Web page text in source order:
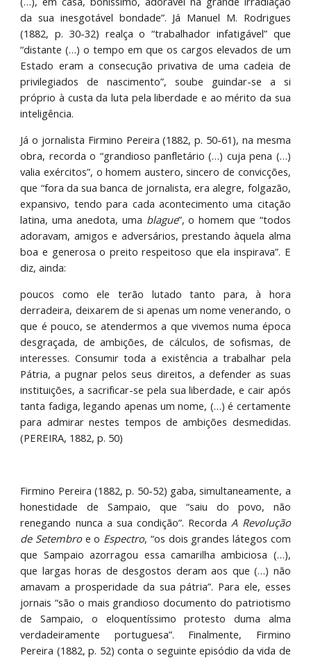
da sua inesgotável bondade”. Já Manuel M. Rodrigues
(1882, p. 30-32) realça o “trabalhador infatigável” que
“distante (…) o tempo em que os cargos elevados de um
Estado eram a consecução privativa de uma cadeia de
privilegiados de nascimento”, soube guindar-se a si
próprio à custa da luta pela liberdade e ao mérito da sua
inteligência.
Já o jornalista Firmino Pereira (1882, p. 50-61), na mesma
obra, recorda o “grandioso panfletário (…) cuja pena (…)
valia exércitos”, o homem austero, sincero de convicções,
que “fora da sua banca de jornalista, era alegre, folgazão,
expansivo, tendo para cada acontecimento uma citação
latina, uma anedota, uma blague”, o homem que “todos
adoravam, amigos e adversários, prestando àquela alma
boa e generosa o preito respeitoso que ela inspirava”. E
diz, ainda:
poucos como ele terão lutado tanto para, à hora
derradeira, deixarem de si apenas um nome venerando, o
que é pouco, se atendermos a que vivemos numa época
desgraçada, de ambições, de cálculos, de sofismas, de
interesses. Consumir toda a existência a trabalhar pela
Pátria, a pugnar pelos seus direitos, a defender as suas
instituições, a sacrificar-se pela sua liberdade, e cair após
tanta fadiga, legando apenas um nome, (…) é certamente
para admirar nestes tempos de ambições desmedidas.
(PEREIRA, 1882, p. 50)
Firmino Pereira (1882, p. 50-52) gaba, simultaneamente, a
honestidade de Sampaio, que “saiu do povo, não
renegando nunca a sua condição”. RecordaA Revolução
de Setembro e o Espectro, “os dois grandes látegos com
que Sampaio azorragou essa camarilha ambiciosa (…),
que largas horas de desgostos deram aos que (…) não
amavam a prosperidade da sua pátria”. Para ele, esses
jornais “são o mais grandioso documento do patriotismo
de Sampaio, o eloquentíssimo protesto duma alma
verdadeiramente portuguesa”. Finalmente, Firmino
Pereira (1882, p. 52) conta o seguinte episódio da vida de